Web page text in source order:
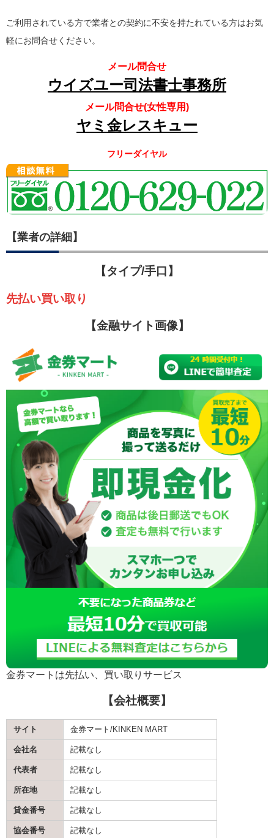
ご利用されている方で業者との契約に不安を持たれている方はお気
軽にお問合せください。
メール問合せ
ウイズユー司法書士事務所
メール問合せ(女性専用)
ヤミ金レスキュー
フリーダイヤル
【業者の詳細】
【タイプ/手口】
先払い買い取り
【金融サイト画像】
金券マートは先払い、買い取りサービス
【会社概要】
サイト 金券マート/KINKEN MART
会社名 記載なし
代表者 記載なし
所在地 記載なし
貸金番号 記載なし
協会番号 記載なし